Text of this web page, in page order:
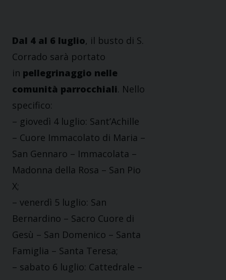
Dal 4 al 6 luglio, il busto di S.
Corrado sarà portato
in pellegrinaggio nelle
comunità parrocchiali. Nello
specifico:
– giovedì 4 luglio: Sant’Achille
– Cuore Immacolato di Maria –
San Gennaro – Immacolata –
Madonna della Rosa – San Pio
X;
– venerdì 5 luglio: San
Bernardino – Sacro Cuore di
Gesù – San Domenico – Santa
Famiglia – Santa Teresa;
– sabato 6 luglio: Cattedrale –